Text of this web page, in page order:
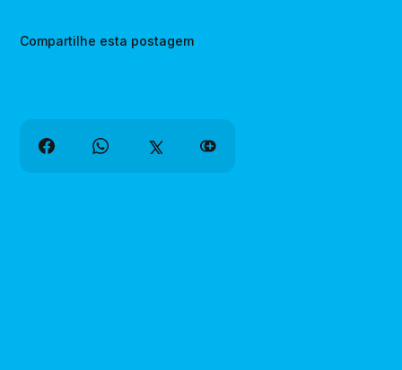
Compartilhe esta postagem